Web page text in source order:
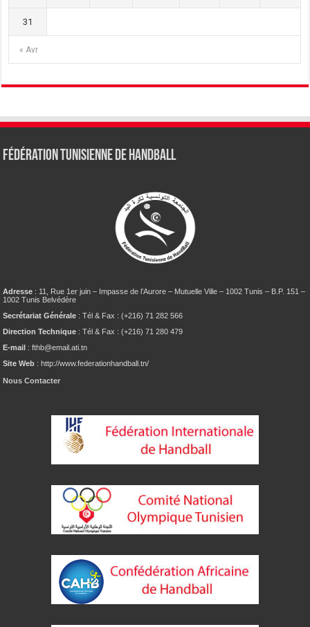
« Avr
31
Fédération tunisienne de Handball
Adresse : 11, Rue 1er juin – Impasse de l’Aurore – Mutuelle Ville – 1002 Tunis – B.P. 151 –
1002 Tunis Belvédère
Secrétariat Générale : Tél & Fax : (+216) 71 282 566
Direction Technique : Tél & Fax : (+216) 71 280 479
E-mail : fthb@email.ati.tn
Site Web : http://www.federationhandball.tn/
Nous Contacter